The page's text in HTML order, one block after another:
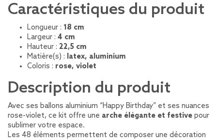
Caractéristiques du produit
Longueur : 18 cm
Largeur : 4 cm
Hauteur : 22,5 cm
Matière(s) : latex, aluminium
Coloris : rose, violet
Description du produit
Avec ses ballons aluminium “Happy Birthday” et ses nuances
rose-violet, ce kit offre une arche élégante et festive pour
sublimer votre espace.
Les 48 éléments permettent de composer une décoration